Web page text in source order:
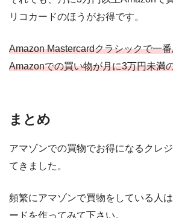
リコカードのほうがお得です。
Amazon Mastercardクラシックで一
Amazonでの買い物が月に3万円未満
まとめ
アマゾンでの買物でお得になるクレ
てきました。
頻繁にアマゾンで買物をしている人
ードを作ってみて下さい。